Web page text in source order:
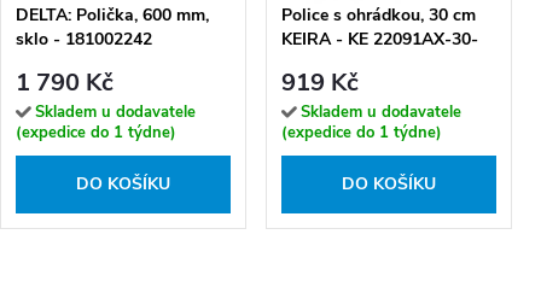
DELTA: Polička, 600 mm,
sklo - 181002242
1 790 Kč
Skladem u dodavatele
(expedice do 1 týdne)
DO KOŠÍKU
Police s ohrádkou, 30 cm
KEIRA - KE 22091AX-30-
919 Kč
Skladem u dodavatele
(expedice do 1 týdne)
DO KOŠÍKU